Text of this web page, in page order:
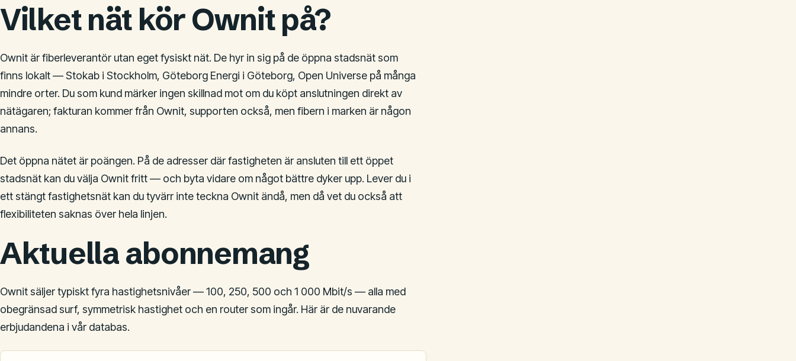
Vilket nät kör Ownit på?
Ownit är fiberleverantör utan eget fysiskt nät. De hyr in sig på de öppna stadsnät som
finns lokalt — Stokab i Stockholm, Göteborg Energi i Göteborg, Open Universe på många
mindre orter. Du som kund märker ingen skillnad mot om du köpt anslutningen direkt av
nätägaren; fakturan kommer från Ownit, supporten också, men fibern i marken är någon
annans.
Det öppna nätet är poängen. På de adresser där fastigheten är ansluten till ett öppet
stadsnät kan du välja Ownit fritt — och byta vidare om något bättre dyker upp. Lever du i
ett stängt fastighetsnät kan du tyvärr inte teckna Ownit ändå, men då vet du också att
flexibiliteten saknas över hela linjen.
Aktuella abonnemang
Ownit säljer typiskt fyra hastighetsnivåer — 100, 250, 500 och 1 000 Mbit/s — alla med
obegränsad surf, symmetrisk hastighet och en router som ingår. Här är de nuvarande
erbjudandena i vår databas.